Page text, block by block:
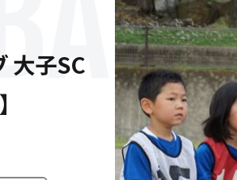
大子SC